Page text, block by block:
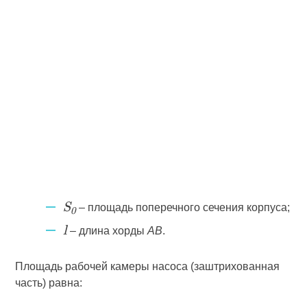
S
0
– площадь поперечного сечения корпуса;
l– длина хордыAB.
Площадь рабочей камеры насоса (заштрихованная
часть) равна: